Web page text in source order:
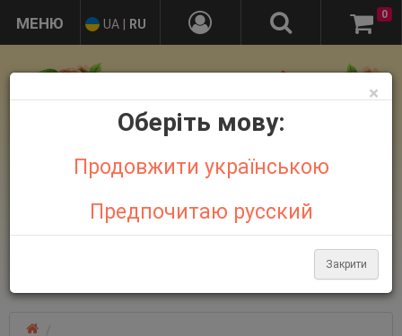
+38 095 032 21 44
UA RU
0
×
Оберіть мову:
Продовжити українською
Предпочитаю русский
Закрити